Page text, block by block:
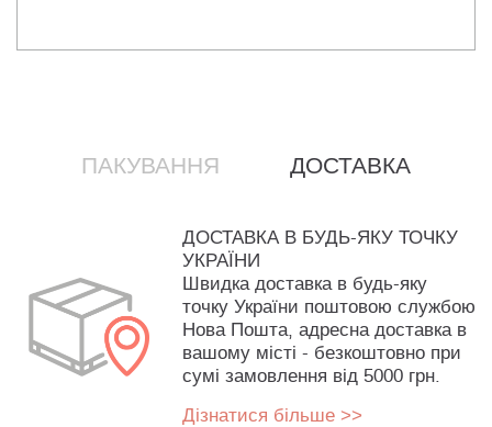
ПАКУВАННЯ ДОСТАВКА
ДОСТАВКА В БУДЬ-ЯКУ ТОЧКУ
УКРАЇНИ
Швидка доставка в будь-яку
точку України поштовою службою
Нова Пошта, адресна доставка в
вашому місті - безкоштовно при
сумі замовлення від 5000 грн.
Дізнатися більше >>